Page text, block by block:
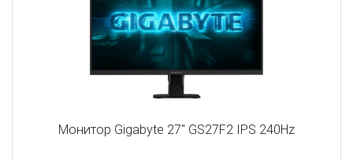
Монитор Gigabyte 27" GS27F2 IPS 240Hz